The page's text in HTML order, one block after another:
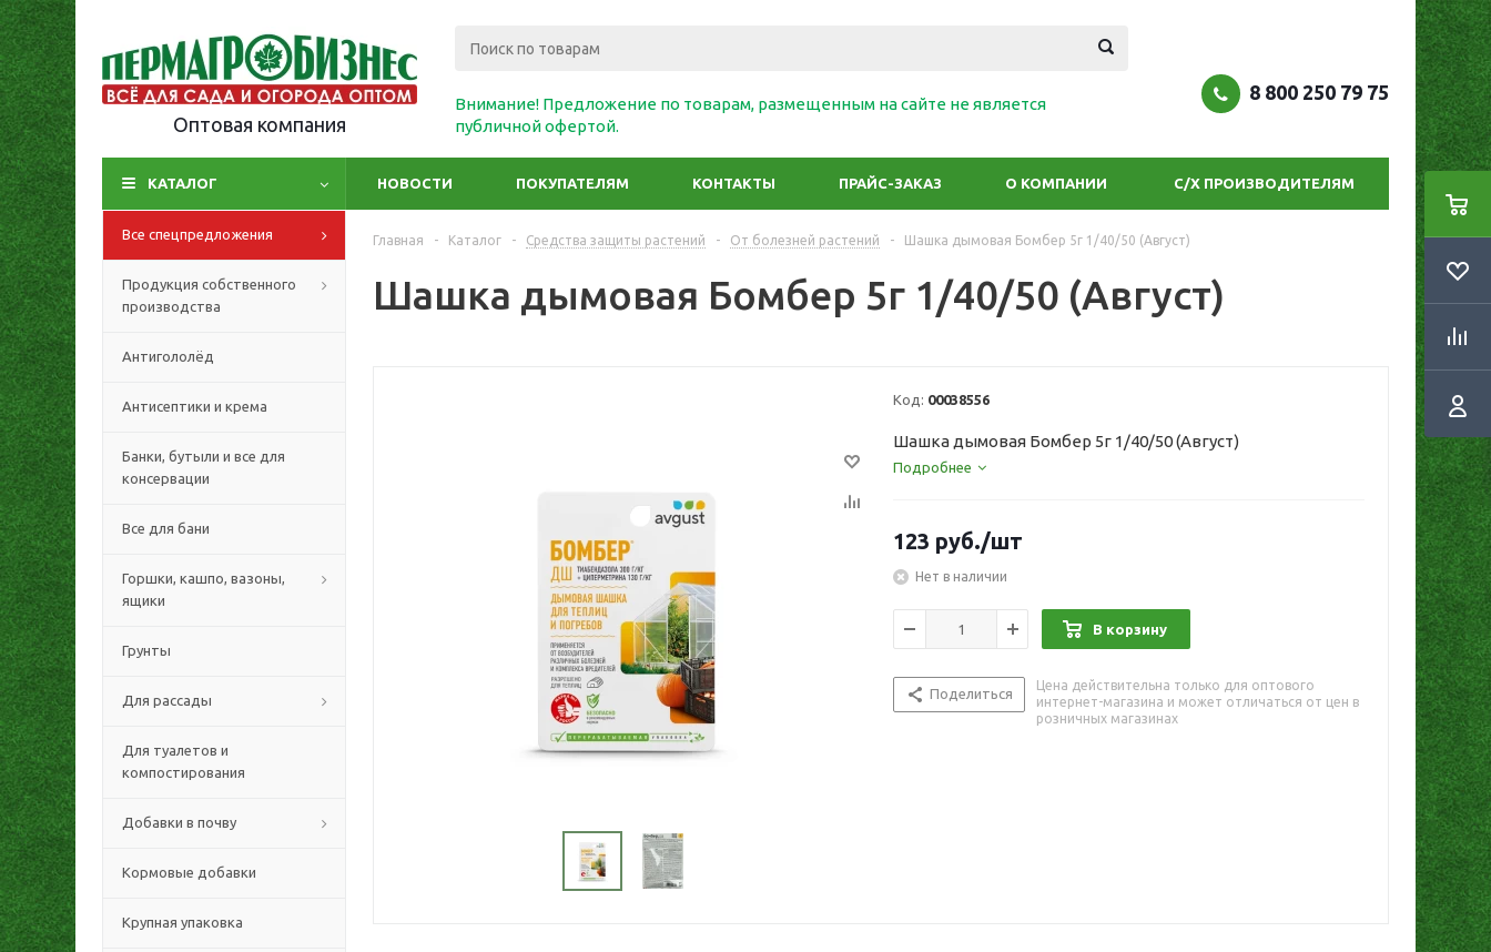
Оптовая компания
Внимание! Предложение по товарам, размещенным на сайте не является
публичной офертой.
8 800 250 79 75
КАТАЛОГ НОВОСТИ ПОКУПАТЕЛЯМ КОНТАКТЫ ПРАЙС-ЗАКАЗ О КОМПАНИИ С/Х ПРОИЗВОДИТЕЛЯМ
Все спецпредложения
Продукция собственного
производства
Антигололёд
Антисептики и крема
Банки, бутыли и все для
консервации
Все для бани
Горшки, кашпо, вазоны,
ящики
Грунты
Для рассады
Для туалетов и
компостирования
Добавки в почву
Кормовые добавки
Крупная упаковка
Главная - Каталог - Средства защиты растений - От болезней растений - Шашка дымовая Бомбер 5г 1/40/50 (Август)
Шашка дымовая Бомбер 5г 1/40/50 (Август)
Код: 00038556
Шашка дымовая Бомбер 5г 1/40/50 (Август)
Подробнее
123 руб./шт
Нет в наличии
В корзину
Поделиться
Цена действительна только для оптового
интернет-магазина и может отличаться от цен в
розничных магазинах